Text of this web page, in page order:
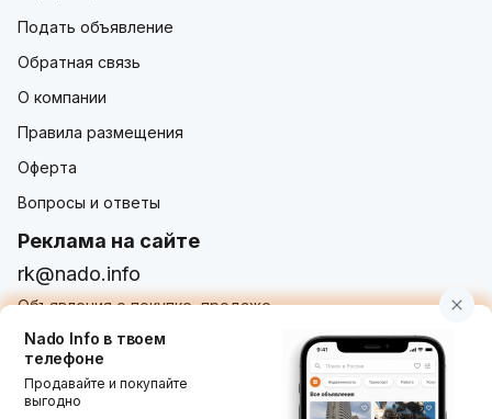
Подать объявление
Обратная связь
О компании
Правила размещения
Оферта
Вопросы и ответы
Реклама на сайте
rk@nado.info
Объявления о покупке, продаже,
услугах от частных лиц и организаций
Nado Info в твоем
телефоне
Продавайте и покупайте
выгодно